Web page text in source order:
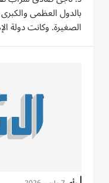
بالدول العظمى
الصغيرة. وكانت دولة
في بدايات نشأتها، ومع